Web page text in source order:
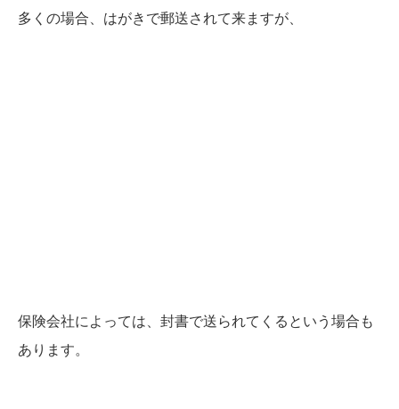
多くの場合、はがきで郵送されて来ますが、
保険会社によっては、封書で送られてくるという場合も
あります。